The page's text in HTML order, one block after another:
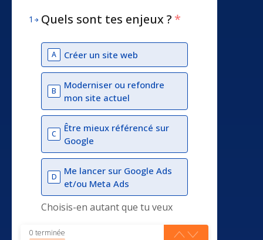
1 Quels sont tes enjeux ? *
A Créer un site web
B
Moderniser ou refondre
mon site actuel
C
Être mieux référencé sur
Google
D
Me lancer sur Google Ads
et/ou Meta Ads
Choisis-en autant que tu veux
0 terminée